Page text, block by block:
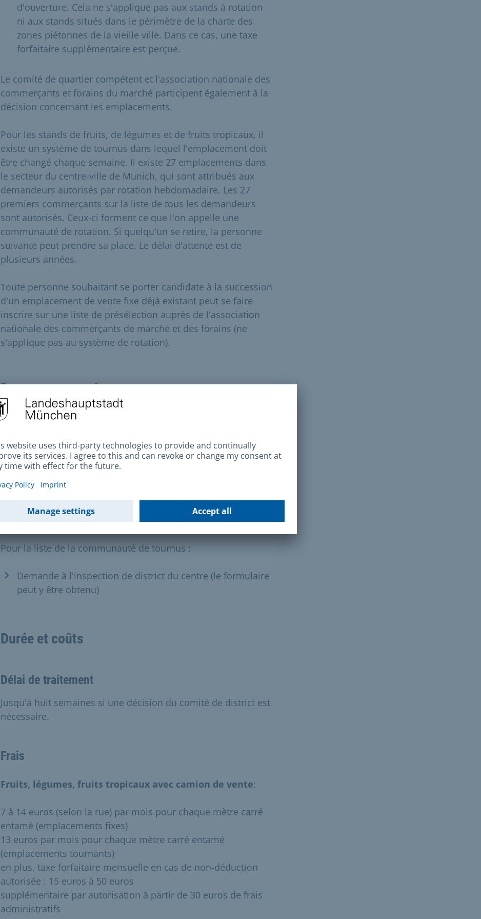
d'ouverture. Cela ne s'applique pas aux stands à rotation
ni aux stands situés dans le périmètre de la charte des
zones piétonnes de la vieille ville. Dans ce cas, une taxe
forfaitaire supplémentaire est perçue.
Le comité de quartier compétent et l'association nationale des
commerçants et forains du marché participent également à la
décision concernant les emplacements.
Pour les stands de fruits, de légumes et de fruits tropicaux, il
existe un système de tournus dans lequel l'emplacement doit
être changé chaque semaine. Il existe 27 emplacements dans
le secteur du centre-ville de Munich, qui sont attribués aux
demandeurs autorisés par rotation hebdomadaire. Les 27
premiers commerçants sur la liste de tous les demandeurs
sont autorisés. Ceux-ci forment ce que l'on appelle une
communauté de rotation. Si quelqu'un se retire, la personne
suivante peut prendre sa place. Le délai d'attente est de
plusieurs années.
Toute personne souhaitant se porter candidate à la succession
d'un emplacement de vente fixe déjà existant peut se faire
inscrire sur une liste de présélection auprès de l'association
nationale des commerçants de marché et des forains (ne
s'applique pas au système de rotation).
Documents requis
Pour un emplacement fixe :
Demande à l'association bavaroise des commerçants du
marché et des forains (le formulaire est disponible auprès
plan à l'échelle
Pour la liste de la communauté de tournus :
Demande à l'inspection de district du centre (le formulaire
peut y être obtenu)
Durée et coûts
Délai de traitement
Jusqu'à huit semaines si une décision du comité de district est
nécessaire.
Frais
Fruits, légumes, fruits tropicaux avec camion de vente:
7 à 14 euros (selon la rue) par mois pour chaque mètre carré
entamé (emplacements fixes)
13 euros par mois pour chaque mètre carré entamé
(emplacements tournants)
en plus, taxe forfaitaire mensuelle en cas de non-déduction
autorisée : 15 euros à 50 euros
supplémentaire par autorisation à partir de 30 euros de frais
administratifs